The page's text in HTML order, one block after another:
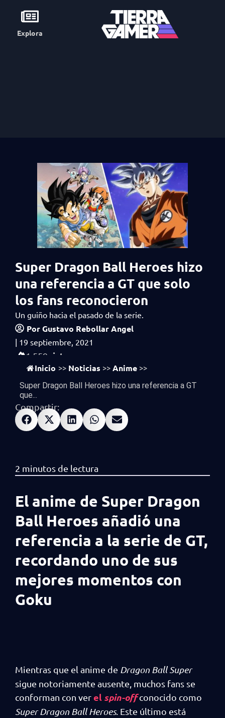
Explora
Super Dragon Ball Heroes hizo
una referencia a GT que solo
los fans reconocieron
Un guiño hacia el pasado de la serie.
PorGustavo Rebollar Angel
| 19 septiembre, 2021
1,559 vistas
Inicio >> Noticias >> Anime >>
Super Dragon Ball Heroes hizo una referencia a GT
que...
Compartir:
El anime de Super Dragon
Ball Heroes añadió una
referencia a la serie de GT,
recordando uno de sus
mejores momentos con
Goku
Mientras que el anime de Dragon Ball Super
sigue notoriamente ausente, muchos fans se
conforman con verel spin-offconocido como
Super Dragon Ball Heroes. Este último está